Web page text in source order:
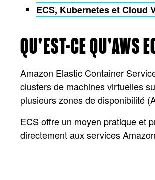
ECS, Kubernetes et Cloud
QU'EST-CE QU'AWS
Amazon Elastic Container
clusters de machines virtuelles
plusieurs zones de disponibilité
ECS offre un moyen pratique et
directement aux services